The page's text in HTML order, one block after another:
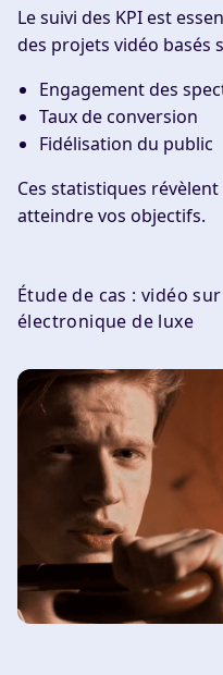
Le suivi des KPI est
des projets vidéo basés
Engagement des
Taux de conversion
Fidélisation du public
Ces statistiques
atteindre vos objectifs.
Étude de cas : vidéo
électronique de luxe